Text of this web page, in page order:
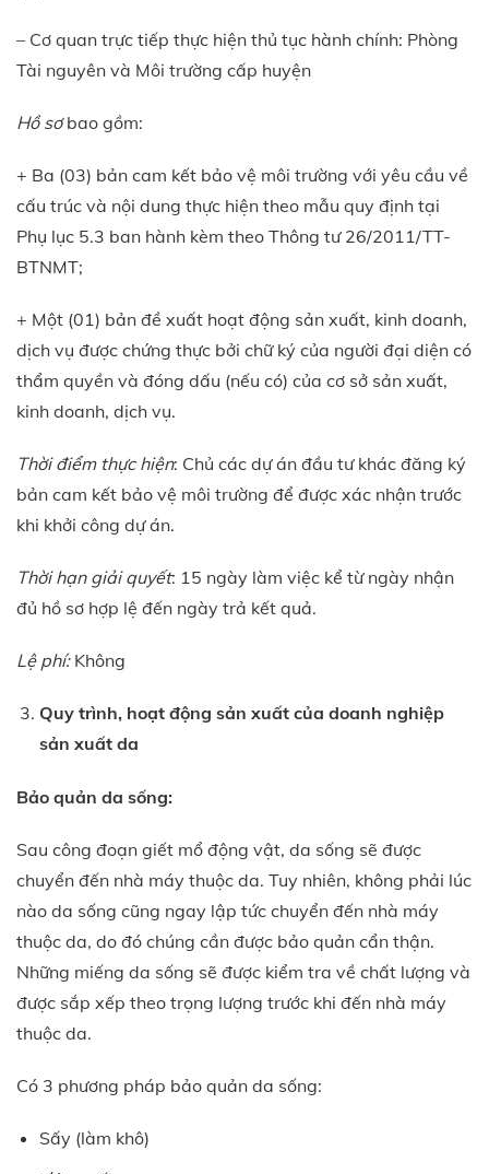
– Cơ quan trực tiếp thực hiện thủ tục hành chính: Phòng
Tài nguyên và Môi trường cấp huyện
Hồ sơbao gồm:
+ Ba (03) bản cam kết bảo vệ môi trường với yêu cầu về
cấu trúc và nội dung thực hiện theo mẫu quy định tại
Phụ lục 5.3 ban hành kèm theo Thông tư 26/2011/TT-
BTNMT;
+ Một (01) bản đề xuất hoạt động sản xuất, kinh doanh,
dịch vụ được chứng thực bởi chữ ký của người đại diện có
thẩm quyền và đóng dấu (nếu có) của cơ sở sản xuất,
kinh doanh, dịch vụ.
Thời điểm thực hiện: Chủ các dự án đầu tư khác đăng ký
bản cam kết bảo vệ môi trường để được xác nhận trước
khi khởi công dự án.
Thời hạn giải quyết: 15 ngày làm việc kể từ ngày nhận
đủ hồ sơ hợp lệ đến ngày trả kết quả.
Lệ phí:Không
Quy trình, hoạt động sản xuất của doanh nghiệp
sản xuất da
Bảo quản da sống:
Sau công đoạn giết mổ động vật, da sống sẽ được
chuyển đến nhà máy thuộc da. Tuy nhiên, không phải lúc
nào da sống cũng ngay lập tức chuyển đến nhà máy
thuộc da, do đó chúng cần được bảo quản cẩn thận.
Những miếng da sống sẽ được kiểm tra về chất lượng và
được sắp xếp theo trọng lượng trước khi đến nhà máy
thuộc da.
Có 3 phương pháp bảo quản da sống:
Sấy (làm khô)